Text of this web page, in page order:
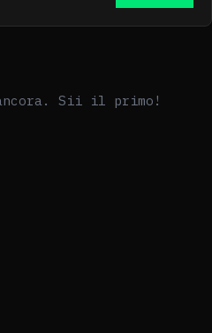
ancora. Sii il primo!